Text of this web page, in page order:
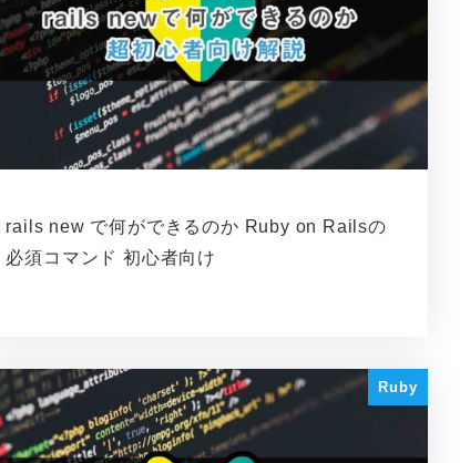
rails new で何ができるのか Ruby on Railsの
必須コマンド 初心者向け
Ruby